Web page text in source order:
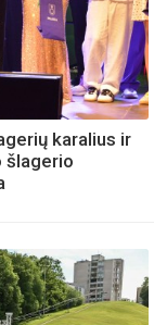
karalius ir
šlagerio